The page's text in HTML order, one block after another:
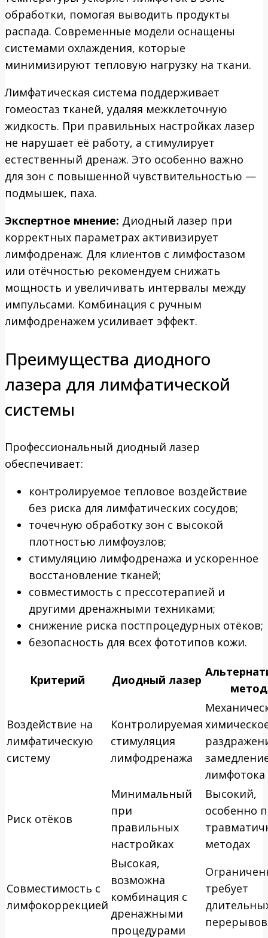
обработки, помогая выводить продукты
распада. Современные модели оснащены
системами охлаждения, которые
минимизируют тепловую нагрузку на ткани.
Лимфатическая система поддерживает
гомеостаз тканей, удаляя межклеточную
жидкость. При правильных настройках лазер
не нарушает её работу, а стимулирует
естественный дренаж. Это особенно важно
для зон с повышенной чувствительностью —
подмышек, паха.
Экспертное мнение: Диодный лазер при
корректных параметрах активизирует
лимфодренаж. Для клиентов с лимфостазом
или отёчностью рекомендуем снижать
мощность и увеличивать интервалы между
импульсами. Комбинация с ручным
лимфодренажем усиливает эффект.
Преимущества диодного
лазера для лимфатической
системы
Профессиональный диодный лазер
обеспечивает:
контролируемое тепловое воздействие
без риска для лимфатических сосудов;
точечную обработку зон с высокой
плотностью лимфоузлов;
стимуляцию лимфодренажа и ускоренное
восстановление тканей;
совместимость с прессотерапией и
другими дренажными техниками;
снижение риска постпроцедурных отёков;
безопасность для всех фототипов кожи.
Критерий Диодный лазер
Воздействие на
лимфатическую
систему
Контролируемая
стимуляция
лимфодренажа
лимфотока
Риск отёков
Минимальный
при
правильных
настройках
Высокий,
особенно
методах
Совместимость с
лимфокоррекцией
Высокая,
возможна
комбинация с
дренажными
процедурами
требует
перерывов